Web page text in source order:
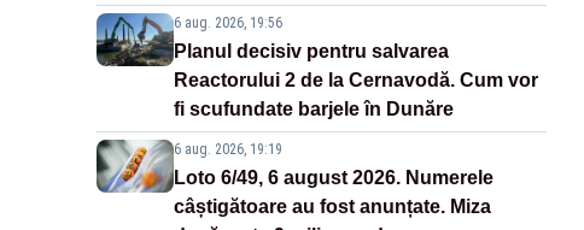
6 aug. 2026, 19:56
Planul decisiv pentru salvarea
Reactorului 2 de la Cernavodă. Cum vor
fi scufundate barjele în Dunăre
6 aug. 2026, 19:19
Loto 6/49, 6 august 2026. Numerele
câștigătoare au fost anunțate. Miza